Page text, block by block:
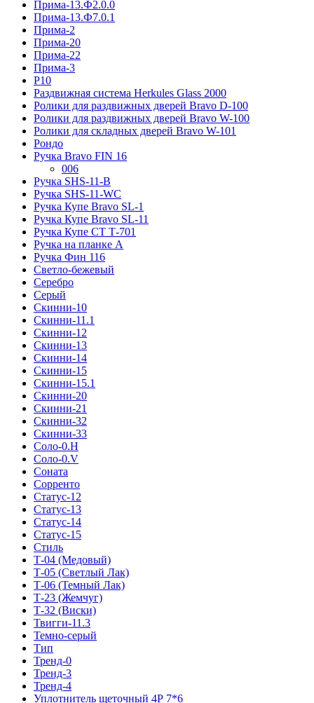
Прима-13.Ф2.0.0
Прима-13.Ф7.0.1
Прима-2
Прима-20
Прима-22
Прима-3
Р10
Раздвижная система Herkules Glass 2000
Ролики для раздвижных дверей Bravo D-100
Ролики для раздвижных дверей Bravo W-100
Ролики для складных дверей Bravo W-101
Рондо
Ручка Bravo FIN 16
006
Ручка SHS-11-B
Ручка SHS-11-WC
Ручка Купе Bravo SL-1
Ручка Купе Bravo SL-11
Ручка Купе СТ Т-701
Ручка на планке А
Ручка Фин 116
Светло-бежевый
Серебро
Серый
Скинни-10
Скинни-11.1
Скинни-12
Скинни-13
Скинни-14
Скинни-15
Скинни-15.1
Скинни-20
Скинни-21
Скинни-32
Скинни-33
Соло-0.H
Соло-0.V
Соната
Сорренто
Статус-12
Статус-13
Статус-14
Статус-15
Стиль
Т-04 (Медовый)
Т-05 (Светлый Лак)
Т-06 (Темный Лак)
Т-23 (Жемчуг)
Т-32 (Виски)
Твигги-11.3
Темно-серый
Тип
Тренд-0
Тренд-3
Тренд-4
Уплотнитель щеточный 4Р 7*6